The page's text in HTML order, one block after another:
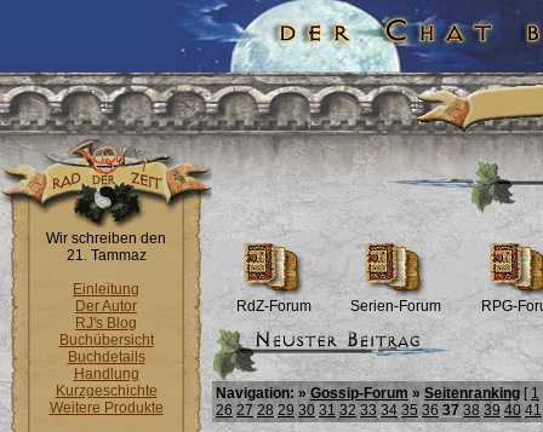
Wir schreiben den
21. Tammaz
Einleitung
Der Autor
RJ's Blog
Buchübersicht
Buchdetails
Handlung
Kurzgeschichte
Weitere Produkte
RdZ-Forum Serien-Forum RPG-
Navigation: » Gossip-Forum » Seitenranking [ 1
26 27 28 29 30 31 32 33 34 35 36 37 38 39 40 41